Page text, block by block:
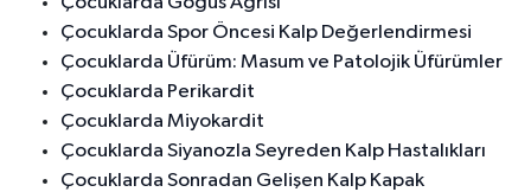
Çocuklarda Spor Öncesi Kalp Değerlendirmesi
Çocuklarda Üfürüm: Masum ve Patolojik Üfürümler
Çocuklarda Perikardit
Çocuklarda Miyokardit
Çocuklarda Siyanozla Seyreden Kalp Hastalıkları
Çocuklarda Sonradan Gelişen Kalp Kapak